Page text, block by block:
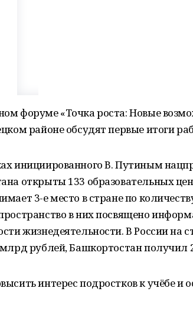
форуме «Точка роста: Новые
районе обсудят первые итоги
инициированного В. Путиным
открыты 133 образовательных
3-е место в стране по
в них посвящено
жизнедеятельности. В России на
рублей, Башкортостан получил
интерес подростков к учёбе и